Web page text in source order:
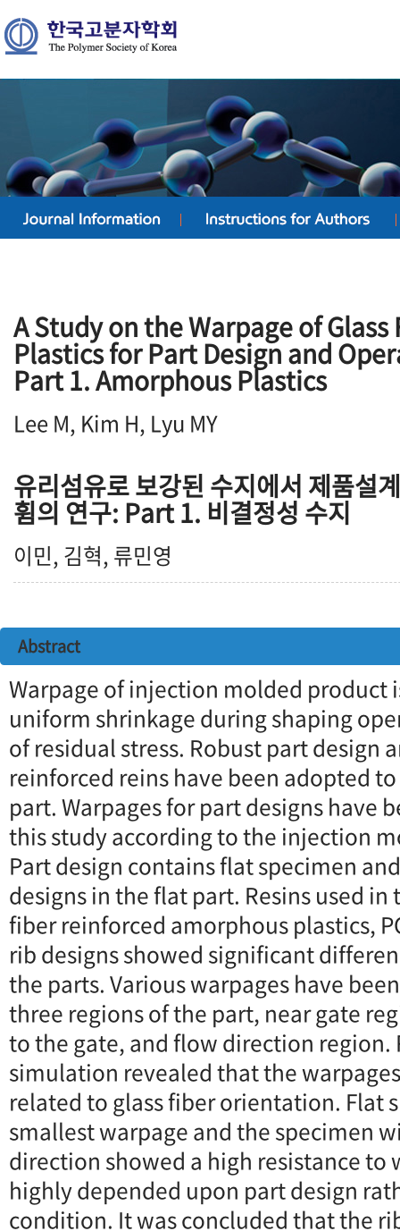
A Study on the Warpage of
Plastics for Part Design and
Part 1. Amorphous Plastics
Lee M, Kim H, Lyu MY
유리섬유로 보강된 수지에서 제품설
휨의 연구: Part 1. 비결정성 수지
이민, 김혁, 류민영
Abstract
Warpage of injection molded product
uniform shrinkage during shaping
of residual stress. Robust part design
reinforced reins have been adopted
part. Warpages for part designs have
this study according to the injection
Part design contains flat specimen
designs in the flat part. Resins used in
fiber reinforced amorphous plastics,
rib designs showed significant
the parts. Various warpages have
three regions of the part, near gate
to the gate, and flow direction region.
simulation revealed that the
related to glass fiber orientation. Flat
smallest warpage and the specimen
direction showed a high resistance to
highly depended upon part design
condition. It was concluded that the